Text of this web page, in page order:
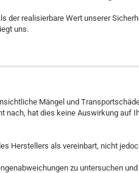
der realisierbare Wert unserer
uns.
Mängel und
nach, hat dies keine Auswirkung auf
Herstellers als vereinbart, nicht
zu untersuchen